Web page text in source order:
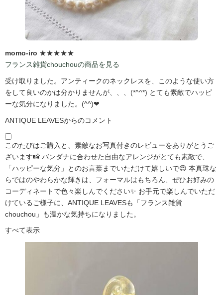
momo-iro ★★★★★
フランス雑貨chouchouの商品を見る
受け取りました。アンティークのネックレスを、このような使い方
をして良いのかは分かりませんが、、、(*^^*) とても素敵でハッピ
ーな気分になりました。(^^)❤
ANTIQUE LEAVESからのコメント
このたびはご購入と、素敵なお写真付きのレビューをありがとうご
ざいます📸 バンダナに合わせた自由なアレンジがとても素敵で、
「ハッピーな気分」とのお言葉までいただけて嬉しいで😍 本真珠な
らではのやわらかな輝きは、フォーマルはもちろん、ぜひお好みの
コーディネートで色々楽しんでください✨ お手元で楽しんでいただ
けているご様子に、ANTIQUE LEAVESも「フランス雑貨
chouchou」も温かな気持ちになりました。
すべて表示